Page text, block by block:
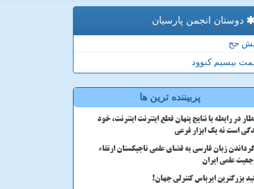
دوستان انجمن پارسیان
حج
بیسیم کنوود
پربیننده ترین ها
در رابطه با نتایج پنهان قطع اینترنت اینترنت، خود
است نه یک ابزار فرعی
زبان فارسی به فضای علمی تاجیکستان ارتقاء
علمی ایران
بزرگترین ایرباس کنترلی جهان!